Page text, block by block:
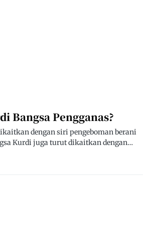
Bangsa Pengganas?
dengan siri pengeboman berani
Kurdi juga turut dikaitkan dengan…